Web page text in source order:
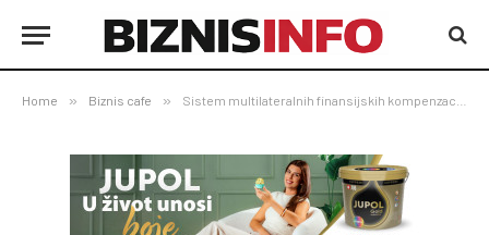
Home » Biznis cafe » Sistem multilateralnih finansijskih kompenzacija: Dobra strana kompenzacija